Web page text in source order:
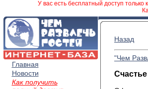
У вас есть бесплатный доступ только к
Главная
Новости
Как получить
Назад
"Чем